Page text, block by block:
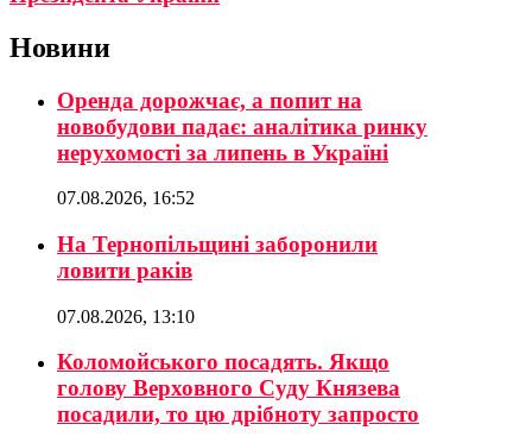
Новини
Оренда дорожчає, а попит на
новобудови падає: аналітика ринку
нерухомості за липень в Україні
07.08.2026, 16:52
На Тернопільщині заборонили
ловити раків
07.08.2026, 13:10
Коломойського посадять. Якщо
голову Верховного Суду Князева
посадили, то цю дрібноту запросто